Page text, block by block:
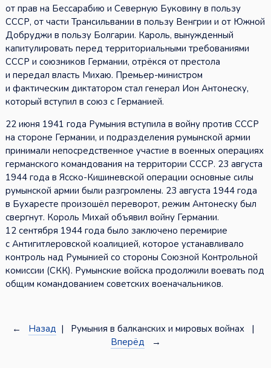
от прав на Бессарабию и Северную Буковину в пользу
СССР, от части Трансильвании в пользу Венгрии и от Южной
Добруджи в пользу Болгарии. Кароль, вынужденный
капитулировать перед территориальными требованиями
СССР и союзников Германии, отрёкся от престола
и передал власть Михаю. Премьер-министром
и фактическим диктатором стал генерал Ион Антонеску,
который вступил в союз с Германией.
22 июня 1941 года Румыния вступила в войну против СССР
на стороне Германии, и подразделения румынской армии
принимали непосредственное участие в военных операциях
германского командования на территории СССР. 23 августа
1944 года в Ясско-Кишиневской операции основные силы
румынской армии были разгромлены. 23 августа 1944 года
в Бухаресте произошёл переворот, режим Антонеску был
свергнут. Король Михай объявил войну Германии.
12 сентября 1944 года было заключено перемирие
с Антигитлеровской коалицией, которое устанавливало
контроль над Румынией со стороны Союзной Контрольной
комиссии (СКК). Румынские войска продолжили воевать под
общим командованием советских военачальников.
← Назад | Румыния в балканских и мировых войнах |
Вперёд →